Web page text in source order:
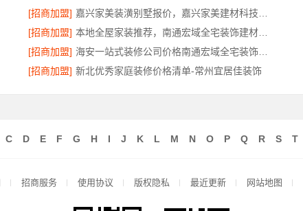
[招商加盟]
[招商加盟]
[招商加盟]
[招商加盟] 新北优秀家庭装修价格清单-常州宜居佳装饰
C D E F G H I J K L M N O P Q R S T
招商服务 使用协议 版权隐私 最近更新 网站地图